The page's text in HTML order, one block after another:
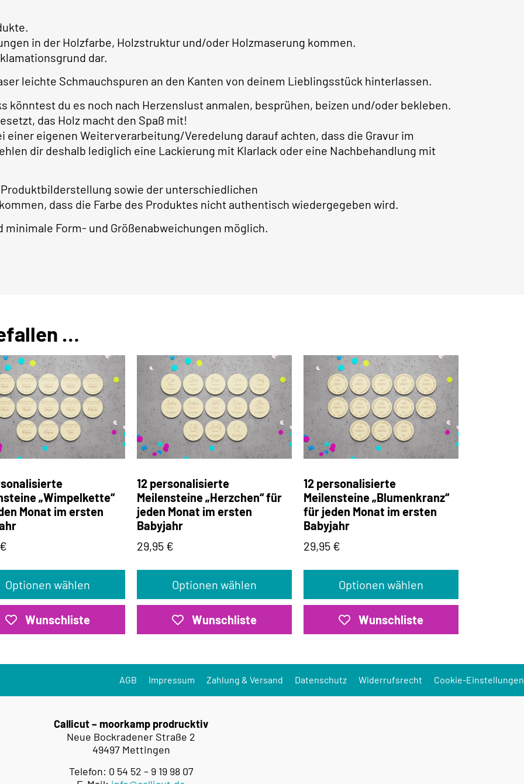
in der Holzfarbe, Holzstruktur und/oder Holzmaserung kommen.
dar.
leichte Schmauchspuren an den Kanten von deinem Lieblingsstück hinterlassen.
könntest du es noch nach Herzenslust anmalen, besprühen, beizen und/oder bekleben.
das Holz macht den Spaß mit!
eigenen Weiterverarbeitung/Veredelung darauf achten, dass die Gravur im
dir deshalb lediglich eine Lackierung mit Klarlack oder eine Nachbehandlung mit
sowie der unterschiedlichen
dass die Farbe des Produktes nicht authentisch wiedergegeben wird.
Form- und Größenabweichungen möglich.
…
„Wimpelkette“
Monat im ersten
€
Optionen wählen
Wunschliste
12 personalisierte
Meilensteine „Herzchen“ für
jeden Monat im ersten
Babyjahr
29,95 €
Optionen wählen
Wunschliste
12 personalisierte
Meilensteine „Blumenkranz“
für jeden Monat im ersten
Babyjahr
29,95 €
Optionen wählen
Wunschliste
AGB Impressum Zahlung & Versand Datenschutz Widerrufsrecht Cookie-Einstellungen
Callicut – moorkamp prodrucktiv
Neue Bockradener Straße 2
49497 Mettingen
Telefon: 0 54 52 – 9 19 98 07